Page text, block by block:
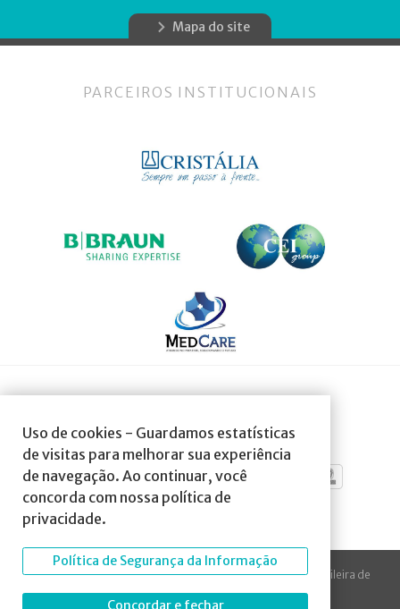
Uso de cookies - Guardamos estatísticas
de visitas para melhorar sua experiência
de navegação. Ao continuar, você
concorda com nossa política de
privacidade.
Política de Segurança da Informação
Concordar e fechar
Mapa do site
PARCEIROS INSTITUCIONAIS
© 2023 Todos os direitos reservados à SBA Sociedade Brasileira de
Anestesiologia.